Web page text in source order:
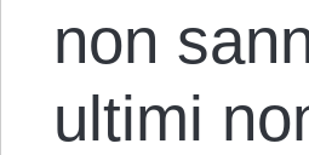
non
ultimi